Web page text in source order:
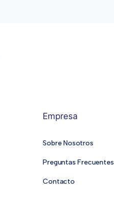
Empresa
Sobre Nosotros
Preguntas Frecuentes
Contacto